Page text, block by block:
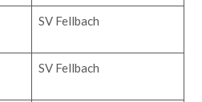
SV Fellbach
SV Fellbach